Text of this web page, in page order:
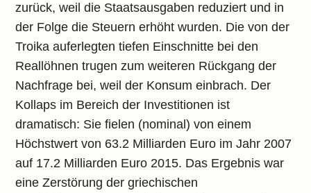
zurück, weil die Staatsausgaben reduziert und in
der Folge die Steuern erhöht wurden. Die von der
Troika auferlegten tiefen Einschnitte bei den
Reallöhnen trugen zum weiteren Rückgang der
Nachfrage bei, weil der Konsum einbrach. Der
Kollaps im Bereich der Investitionen ist
dramatisch: Sie fielen (nominal) von einem
Höchstwert von 63.2 Milliarden Euro im Jahr 2007
auf 17.2 Milliarden Euro 2015. Das Ergebnis war
eine Zerstörung der griechischen